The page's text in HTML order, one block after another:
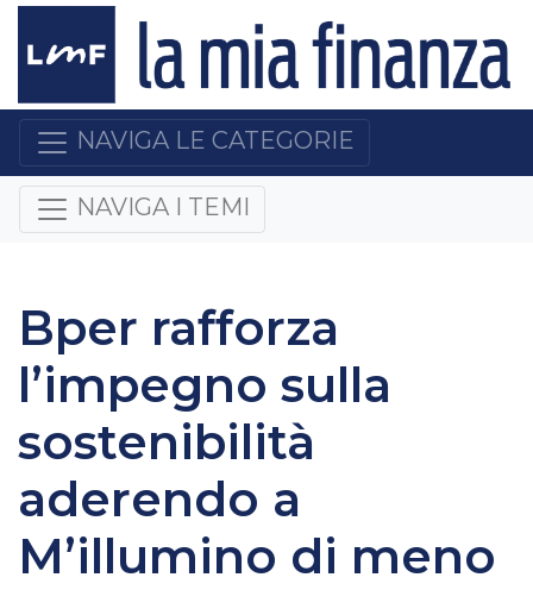
NAVIGA LE CATEGORIE
NAVIGA I TEMI
Bper rafforza
l’impegno sulla
sostenibilità
aderendo a
M’illumino di meno